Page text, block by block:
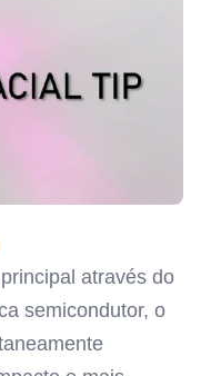
através do
semicondutor, o